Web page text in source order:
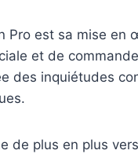
Pro est sa mise en
et de
des inquiétudes
de plus en plus